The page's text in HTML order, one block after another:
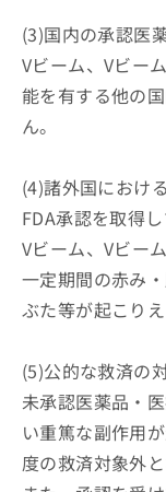
(3)国内の承認医
Vビーム、Vビー
能を有する他の
ん。
(4)諸外国におけ
FDA承認を取得し
Vビーム、Vビー
一定期間の赤み
ぶた等が起こりえ
(5)公的な救済の
未承認医薬品・
い重篤な副作用
度の救済対象外と
ので
ご了
承く
い。
込
み
は
こ
ち
ら
掲
載
報
の
修
正
こ
ち
ら
そ
の
ち
ら
無
料
拡
充
の
お
申
込
は
こ
ち
ら